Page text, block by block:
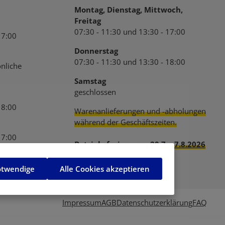
Montag, Dienstag, Mittwoch,
Freitag
07:30 - 11:30 und 13:30 - 17:00
Donnerstag
07:30 - 11:30 und 13:30 - 18:00
Samstag
geschlossen
Warenanlieferungen und -abholungen
während der Geschäftszeiten.
Betriebsferien vom 20.7. - 7.8.2026
ImpressumAGBDatenschutzerklärungFAQ
Alle Cookies akzeptieren